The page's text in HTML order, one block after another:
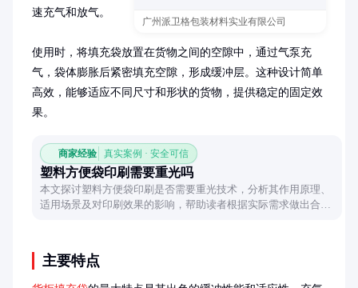
广州派卫格包装材料实业有限公司
速充气和放气。
使用时，将填充袋放置在货物之间的空隙中，通过气泵充
气，袋体膨胀后紧密填充空隙，形成缓冲层。这种设计简单
高效，能够适应不同尺寸和形状的货物，提供稳定的固定效
果。
商家经验 真实案例 · 安全可信
塑料方便袋印刷需要重光吗
本文探讨塑料方便袋印刷是否需要重光技术，分析其作用原理、
适用场景及对印刷效果的影响，帮助读者根据实际需求做出合理
主要特点